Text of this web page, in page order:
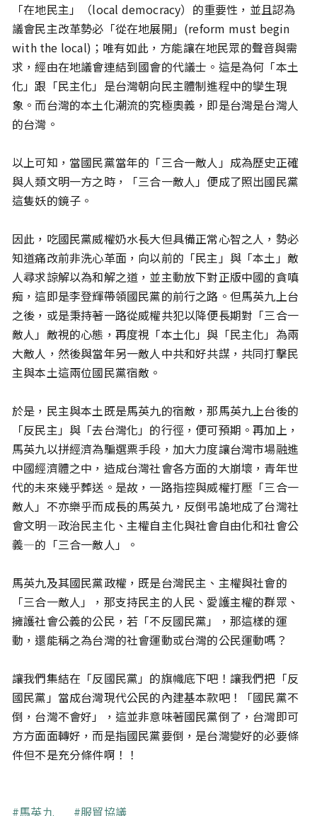
「在地民主」（local democracy）的重要性，並且認為
議會民主改革勢必「從在地展開」(reform must begin
with the local)；唯有如此，方能讓在地民眾的聲音與需
求，經由在地議會連結到國會的代議士。這是為何「本土
化」跟「民主化」是台灣朝向民主體制進程中的孿生現
象。而台灣的本土化潮流的究極奧義，即是台灣是台灣人
的台灣。
以上可知，當國民黨當年的「三合一敵人」成為歷史正確
與人類文明一方之時，「三合一敵人」便成了照出國民黨
這隻妖的鏡子。
因此，吃國民黨威權奶水長大但具備正常心智之人，勢必
知道痛改前非洗心革面，向以前的「民主」與「本土」敵
人尋求諒解以為和解之道，並主動放下對正版中國的貪嗔
痴，這即是李登輝帶領國民黨的前行之路。但馬英九上台
之後，或是秉持著一路從威權共犯以降便長期對「三合一
敵人」敵視的心態，再度視「本土化」與「民主化」為兩
大敵人，然後與當年另一敵人中共和好共謀，共同打擊民
主與本土這兩位國民黨宿敵。
於是，民主與本土既是馬英九的宿敵，那馬英九上台後的
「反民主」與「去台灣化」的行徑，便可預期。再加上，
馬英九以拼經濟為騙選票手段，加大力度讓台灣市場融進
中國經濟體之中，造成台灣社會各方面的大崩壞，青年世
代的未來幾乎葬送。是故，一路指控與威權打壓「三合一
敵人」不亦樂乎而成長的馬英九，反倒弔詭地成了台灣社
會文明—政治民主化、主權自主化與社會自由化和社會公
義—的「三合一敵人」。
馬英九及其國民黨政權，既是台灣民主、主權與社會的
「三合一敵人」，那支持民主的人民、愛護主權的群眾、
擁護社會公義的公民，若「不反國民黨」，那這樣的運
動，還能稱之為台灣的社會運動或台灣的公民運動嗎？
讓我們集結在「反國民黨」的旗幟底下吧！讓我們把「反
國民黨」當成台灣現代公民的內建基本款吧！「國民黨不
倒，台灣不會好」，這並非意味著國民黨倒了，台灣即可
方方面面轉好，而是指國民黨要倒，是台灣變好的必要條
件但不是充分條件啊！！
關鍵字
馬英九 服貿協議